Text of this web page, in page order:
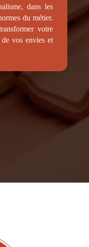
dans les
du métier.
votre
vos envies et